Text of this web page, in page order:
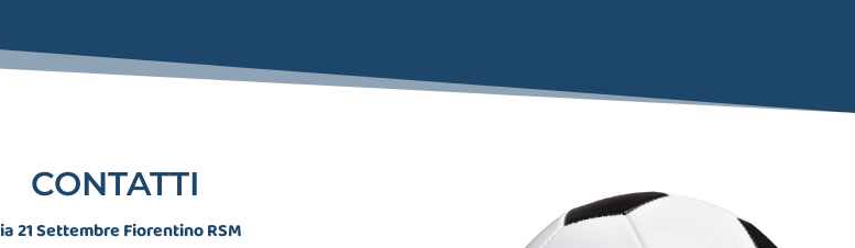
CONTATTI
21 Settembre Fiorentino RSM